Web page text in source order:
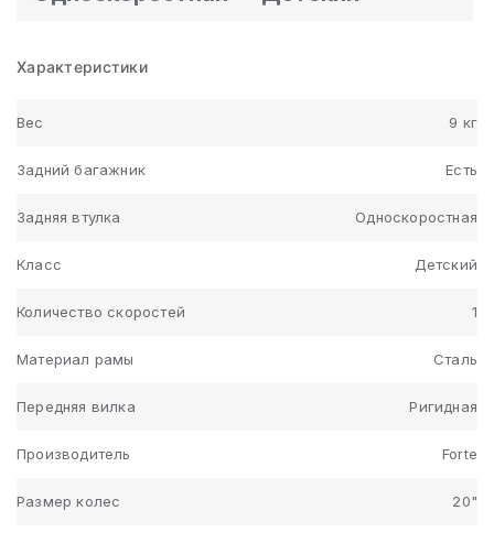
Характеристики
Вес 9 кг
Задний багажник Есть
Задняя втулка Односкоростная
Класс Детский
Количество скоростей 1
Материал рамы Сталь
Передняя вилка Ригидная
Производитель Forte
Размер колес 20"